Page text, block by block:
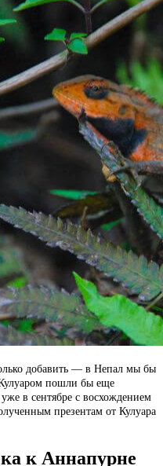
добавить — в Непал мы бы
пошли бы еще
в сентябре с восхождением
презентам от Кулуара
к Аннапурне